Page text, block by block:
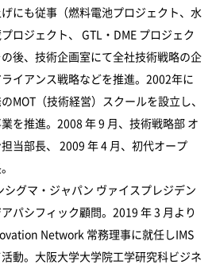
にも従事（燃料電池プロジェクト、水
ロジェクト、 GTL・DME プロジェク
後、技術企画室にて全社技術戦略の企
イアンス戦略などを推進。2002年に
MOT（技術経営）スクールを設立し、
を推進。2008 年 9 月、技術戦略部 オ
当部長、 2009 年 4 月、初代オープ
グマ・ジャパン ヴァイスプレジデン
パシフィック顧問。2019 年 3 月より
Network 常務理事に就任しIMS
動。大阪大学大学院工学研究科ビジネ